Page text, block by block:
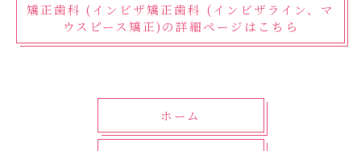
矯正歯科 (インビザ矯正歯科 (インビザライン、マ
ウスピース矯正)の詳細ページはこちら
ホーム